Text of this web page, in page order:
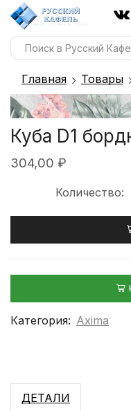
Главная Товары
Куба D1
304,00 ₽
Категория: Axima
ДЕТАЛИ